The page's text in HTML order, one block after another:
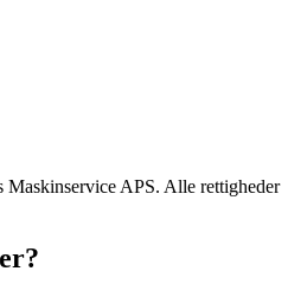
Maskinservice APS. Alle rettigheder